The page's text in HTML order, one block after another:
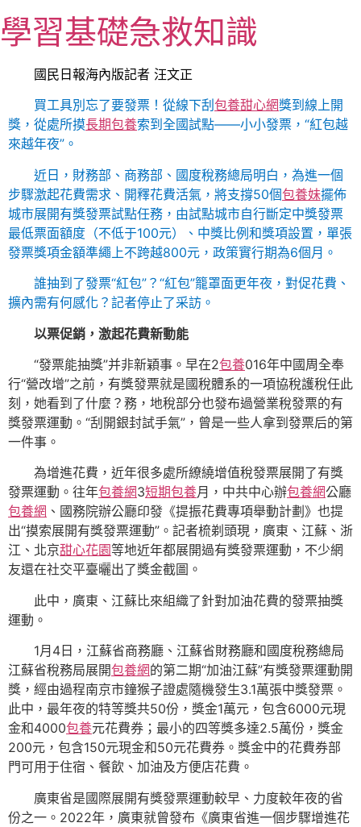
至
主
學習基礎急救知識
國民日報海內版記者 汪文正
買工具別忘了要發票！從線下刮 包養甜心網獎到線上開
獎，從處所摸長期包養索到全國試點——小小發票，“紅包越
來越年夜”。
近日，財務部、商務部、國度稅務總局明白，為進一個
步驟激起花費需求、開釋花費活氣，將支撐50個包養妹擺佈
城市展開有獎發票試點任務，由試點城市自行斷定中獎發票
最低票面額度（不低于100元）、中獎比例和獎項設置，單張
發票獎項金額準繩上不跨越800元，政策實行期為6個月。
誰抽到了發票“紅包”？“紅包”籠罩面更年夜，對促花費、
擴內需有何感化？記者停止了采訪。
以票促銷，激起花費新動能
“發票能抽獎”并非新穎事。早在2包養016年中國周全奉
行“營改增”之前，有獎發票就是國稅體系的一項協稅護稅任此
刻，她看到了什麼？務，地稅部分也發布過營業稅發票的有
獎發票運動。“刮開銀封試手氣”，曾是一些人拿到發票后的第
一件事。
為增進花費，近年很多處所繚繞增值稅發票展開了有獎
發票運動。往年包養網3短期包養月，中共中心辦包養網公廳
包養網 、國務院辦公廳印發《提振花費專項舉動計劃》也提
出“摸索展開有獎發票運動”。記者梳剃頭現，廣東、江蘇、浙
江、北京甜心花園等地近年都展開過有獎發票運動，不少網
友還在社交平臺曬出了獎金截圖。
此中，廣東、江蘇比來組織了針對加油花費的發票抽獎
運動。
1月4日，江蘇省商務廳、江蘇省財務廳和國度稅務總局
江蘇省稅務局展開包養網的第二期“加油江蘇”有獎發票運動開
獎，經由過程南京市鐘猴子證處隨機發生3.1萬張中獎發票。
此中，最年夜的特等獎共50份，獎金1萬元，包含6000元現
金和4000包養元花費券；最小的四等獎多達2.5萬份，獎金
200元，包含150元現金和50元花費券。獎金中的花費券部
門可用于住宿、餐飲、加油及方便店花費。
廣東省是國際展開有獎發票運動較早、力度較年夜的省
份之一。2022年，廣東就曾發布《廣東省進一個步驟增進花